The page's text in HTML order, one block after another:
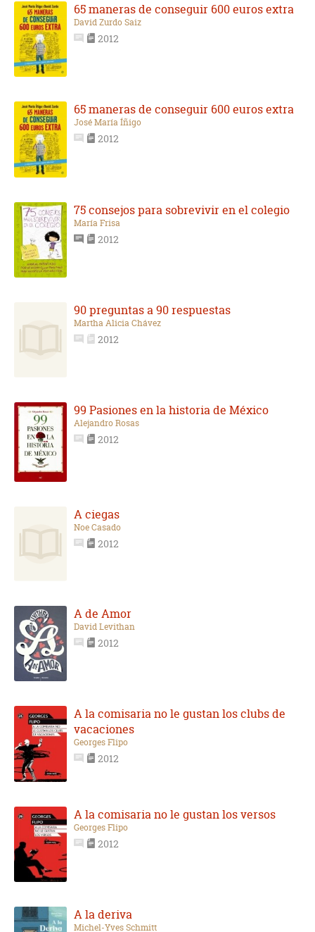
65 maneras de conseguir 600 euros extra
David Zurdo Saiz
2012
65 maneras de conseguir 600 euros extra
José María Íñigo
2012
75 consejos para sobrevivir en el colegio
María Frisa
2012
90 preguntas a 90 respuestas
Martha Alicia Chávez
2012
99 Pasiones en la historia de México
Alejandro Rosas
2012
A ciegas
Noe Casado
2012
A de Amor
David Levithan
2012
A la comisaria no le gustan los clubs de
vacaciones
Georges Flipo
2012
A la comisaria no le gustan los versos
Georges Flipo
2012
A la deriva
Michel-Yves Schmitt